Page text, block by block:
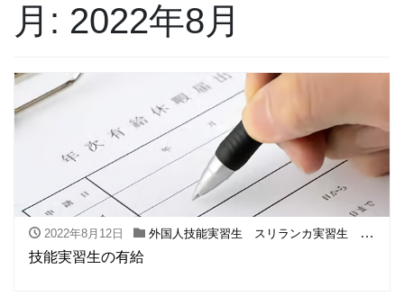
組合事業紹介
入会のご案内
外国人技能実習生事業
技能実習生制度
月: 2022年8月
2022年8月12日 外国人技能実習生 スリランカ実習生 フィリピン実習生
技能実習生の有給